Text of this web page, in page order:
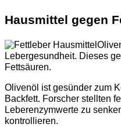
Hausmittel gegen
Lebergesundheit. Dieses
Fettsäuren.
Olivenöl ist gesünder zum
Backfett. Forscher stellten
Leberenzymwerte zu
kontrollieren.